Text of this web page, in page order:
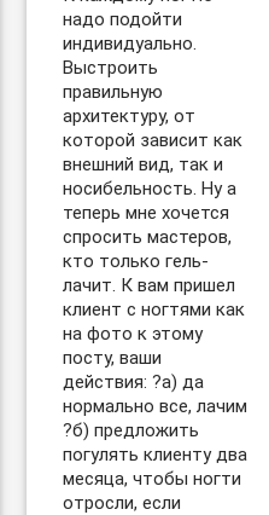
надо подойти
индивидуально.
Выстроить
правильную
архитектуру, от
которой зависит как
внешний вид, так и
носибельность. Ну а
теперь мне хочется
спросить мастеров,
кто только гель-
лачит. К вам пришел
клиент с ногтями как
на фото к этому
посту, ваши
действия: ?а) да
нормально все, лачим
?б) предложить
погулять клиенту два
месяца, чтобы ногти
отросли, если